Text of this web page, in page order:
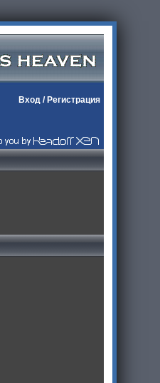
Вход/ Регистрация